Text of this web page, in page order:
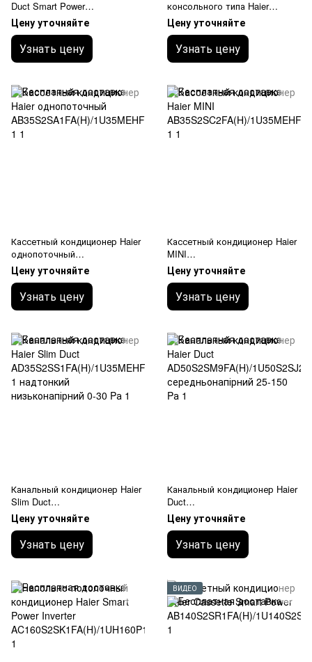
Duct Smart Power
AD160S2SM3FA(H)/1UH160P1E
RG высоконапорный 120-210
Pа
Цену уточняйте
Узнать цену
консольного типа Haier
AF35S2SD1FA(H)/1U35MEHFR
A-1
Цену уточняйте
Узнать цену
Кассетный кондиционер Haier
однопоточный
AB35S2SA1FA(H)/1U35MEHFR
A-1
Цену уточняйте
Узнать цену
Кассетный кондиционер Haier
MINI
AB35S2SC2FA(H)/1U35MEHFR
A-1
Цену уточняйте
Узнать цену
Канальный кондиционер Haier
Slim Duct
AD35S2SS1FA(H)/1U35MEHFR
A-1 надтонкий низьконапірний
0-30 Pа
Цену уточняйте
Узнать цену
Канальный кондиционер Haier
Duct
AD50S2SM9FA(H)/1U50S2SJ2F
A середньонапірний 25-150 Pа
Цену уточняйте
Узнать цену
ВИДЕО